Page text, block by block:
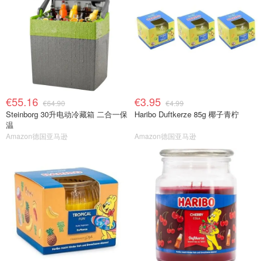
€55.16 €64.90
Steinborg 30升电动冷藏箱 二合一保
温
Amazon德国亚马逊
€3.95 €4.99
Haribo Duftkerze 85g 椰子青柠
Amazon德国亚马逊